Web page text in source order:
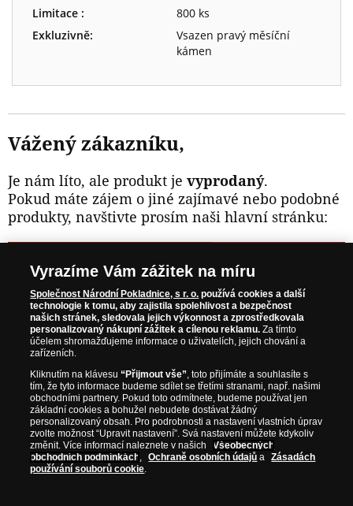
Limitace :
800 ks
Exkluzivně:
Vsazen pravý měsíční
kámen
Vážený zákazníku,
Je nám líto, ale produkt je vyprodaný.
Pokud máte zájem o jiné zajímavé nebo podobné
produkty, navštivte prosím naši hlavní stránku:
NAVŠTIVTE ZAJÍMAVÉ PRODUKTY NA
WWW.NARODNIPOKLADNICE.CZ
Prosím informujte mě, jakmile bude produkt opět skladem.
NAŠE ZÁRUKY
Bezpečný nákup
Certifikát SSL
Komfortní doručení
Vyrazíme Vám zážitek na míru
Společnost Národní Pokladnice, s r. o. používá cookies a další
technologie k tomu, aby zajistila spolehlivost a bezpečnost
našich stránek, sledovala jejich výkonnost a zprostředkovala
personalizovaný nákupní zážitek a cílenou reklamu. Za tímto
účelem shromažďujeme informace o uživatelích, jejich chování a
zařízeních.
Kliknutím na klávesu“Přijmout vše”, toto přijímáte a souhlasíte s
tím, že tyto informace budeme sdílet se třetími stranami, např. našimi
obchodními partnery. Pokud toto odmítnete, budeme používat jen
základní cookies a bohužel nebudete dostávat žádný
personalizovaný obsah. Pro podrobnosti a nastavení vlastních úprav
zvolte možnost “Upravit nastavení”. Svá nastavení můžete kdykoliv
změnit. Více informací naleznete v našich
Všeobecných
obchodních podmínkách , Ochraně osobních údajů a
Zásadách
používání souborů cookie.